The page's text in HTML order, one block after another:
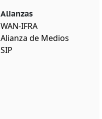
Alianzas
WAN-IFRA
Alianza de Medios
SIP